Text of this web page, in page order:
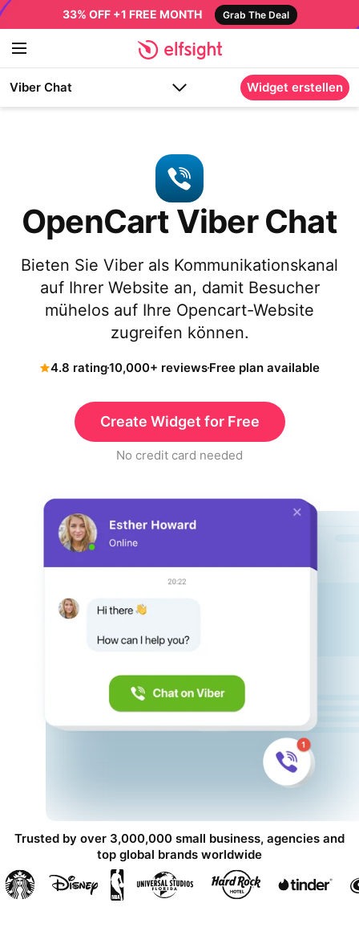
33% OFF +1 FREE MONTH Grab The Deal
Viber Chat Widget erstellen
OpenCart Viber Chat
Bieten Sie Viber als Kommunikationskanal
auf Ihrer Website an, damit Besucher
mühelos auf Ihre Opencart-Website
zugreifen können.
4.8 rating10,000+ reviewsFree plan available
Create Widget for Free
No credit card needed
Trusted by over 3,000,000 small business, agencies and
top global brands worldwide